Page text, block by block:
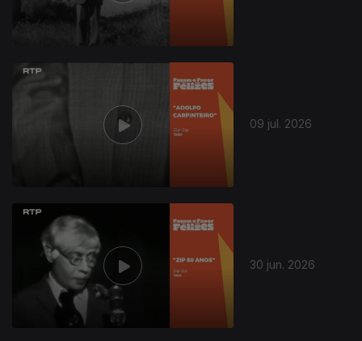
09 jul. 2026
30 jun. 2026